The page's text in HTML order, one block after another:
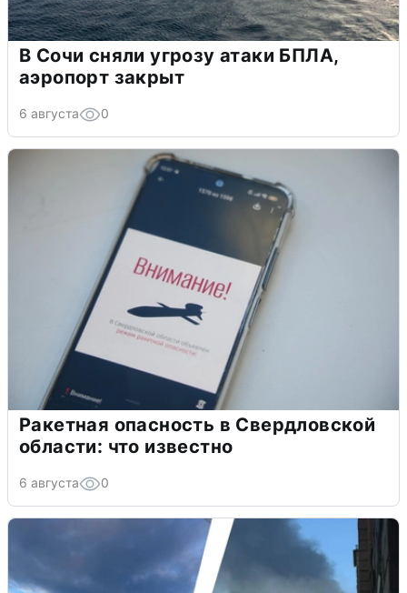
В Сочи сняли угрозу атаки БПЛА,
аэропорт закрыт
6 августа 0
Ракетная опасность в Свердловской
области: что известно
6 августа 0